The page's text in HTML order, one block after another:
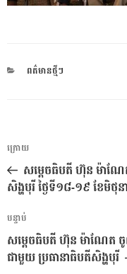
CATEGORIES
ពត៌មានថ្មីៗ
ការ​
នាំទិស​
ប្រកាស
អត្ថបទ
មុន
ក្រោយ
សម្តេចធិបតី ហ៊ុន ម៉ាណែ
សិង្ហបុរី ថ្ងៃទី១៨-១៩ ខែមិថុនា
អត្ថបទ
បន្ទាប់
បន្ទាប់
សម្តេចធិបតី ហ៊ុន ម៉ាណែត ចូ
ជាមួយ ប្រធានាធិបតីសិង្ហបុរី